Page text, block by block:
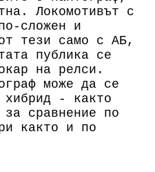
Локомотивът с
сложен и
тези само с АБ,
публика се
на релси.
може да се
хибрид - както
сравнение по
както и по